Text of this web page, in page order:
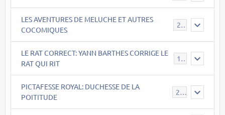
LES AVENTURES DE MELUCHE ET AUTRES
COCOMIQUES
22
LE RAT CORRECT: YANN BARTHES CORRIGE LE
RAT QUI RIT
15
PICTAFESSE ROYAL: DUCHESSE DE LA
POITITUDE
23